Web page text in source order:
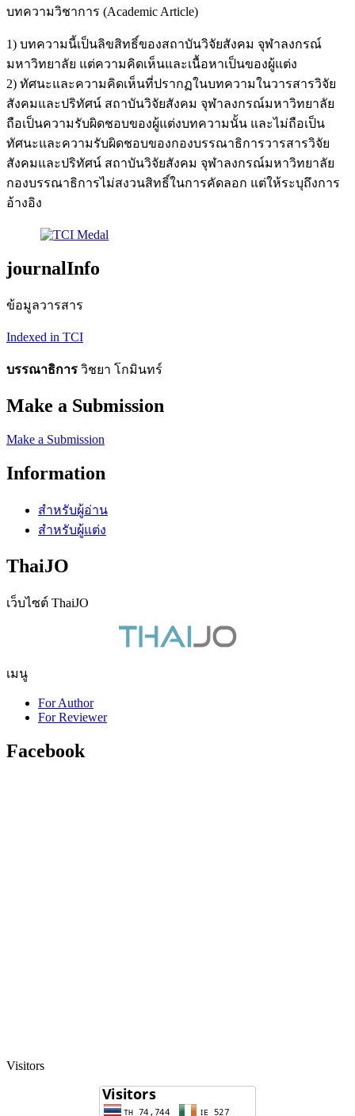
บทความวิชาการ (Academic Article)
1) บทความนี้เป็นลิขสิทธิ์ของสถาบันวิจัยสังคม จุฬาลงกรณ์
มหาวิทยาลัย แต่ความคิดเห็นและเนื้อหาเป็นของผู้แต่ง
2) ทัศนะและความคิดเห็นที่ปรากฏในบทความในวารสารวิจัย
สังคมและปริทัศน์ สถาบันวิจัยสังคม จุฬาลงกรณ์มหาวิทยาลัย
ถือเป็นความรับผิดชอบของผู้แต่งบทความนั้น และไม่ถือเป็น
ทัศนะและความรับผิดชอบของกองบรรณาธิการวารสารวิจัย
สังคมและปริทัศน์ สถาบันวิจัยสังคม จุฬาลงกรณ์มหาวิทยาลัย
กองบรรณาธิการไม่สงวนสิทธิ์ในการคัดลอก แต่ให้ระบุถึงการ
อ้างอิง
journalInfo
ข้อมูลวารสาร
Indexed in TCI
บรรณาธิการ วิชยา โกมินทร์
Make a Submission
Make a Submission
Information
สำหรับผู้อ่าน
สำหรับผู้แต่ง
ThaiJO
เว็บไซต์ ThaiJO
เมนู
For Author
For Reviewer
Facebook
Visitors